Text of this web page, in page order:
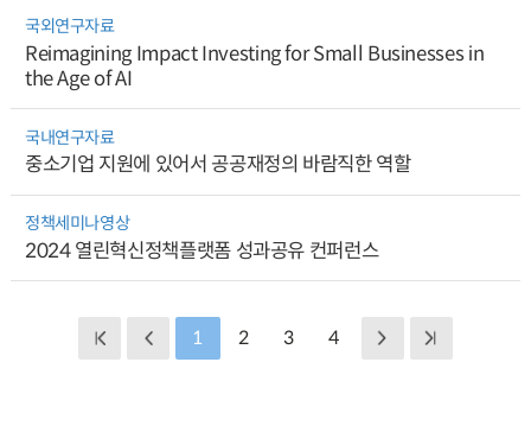
국외연구자료
Reimagining Impact Investing for Small Businesses in
the Age of AI
국내연구자료
중소기업 지원에 있어서 공공재정의 바람직한 역할
정책세미나영상
2024 열린혁신정책플랫폼 성과공유 컨퍼런스
1 2 3 4